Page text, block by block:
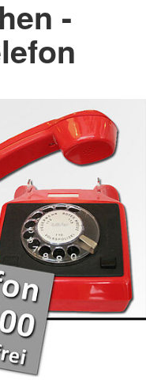
-